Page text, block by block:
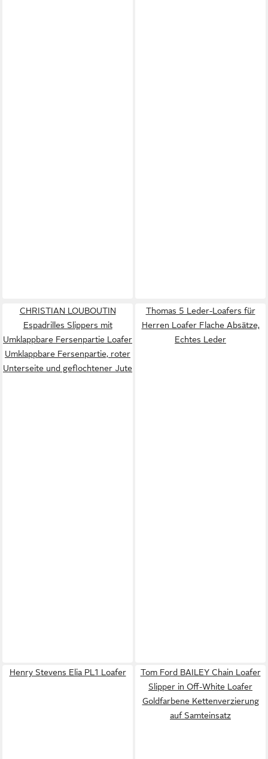
CHRISTIAN LOUBOUTIN
Espadrilles Slippers mit
Umklappbare Fersenpartie Loafer
Umklappbare Fersenpartie, roter
Unterseite und geflochtener Jute
Thomas 5 Leder-Loafers für
Herren Loafer Flache Absätze,
Echtes Leder
Henry Stevens Elia PL1 Loafer
Tom Ford BAILEY Chain Loafer
Slipper in Off-White Loafer
Goldfarbene Kettenverzierung
auf Samteinsatz